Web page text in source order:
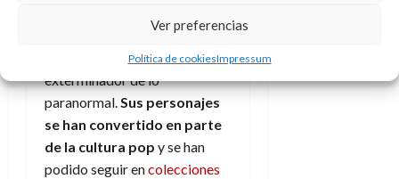
Ver preferencias
Política de cookiesImpressum
ochenta que continuó las
aventuras del equipo
exterminador de lo
paranormal. Sus personajes
se han convertido en parte
de la cultura pop y se han
podido seguir encolecciones